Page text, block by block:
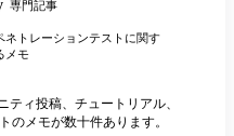
専門記事
ネトレーションテストに関す
メモ
ィ投稿、チュートリアル、
のメモが数十件あります。